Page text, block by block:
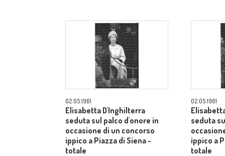
02.05.1961
Elisabetta D'Inghilterra
seduta sul palco d'onore in
occasione di un concorso
ippico a Piazza di Siena -
totale
02.05.1961
seduta
ippico a
totale